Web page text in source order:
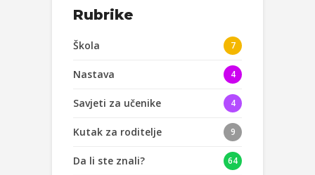
Rubrike
Škola 7
Nastava 4
Savjeti za učenike 4
Kutak za roditelje 9
Da li ste znali? 64